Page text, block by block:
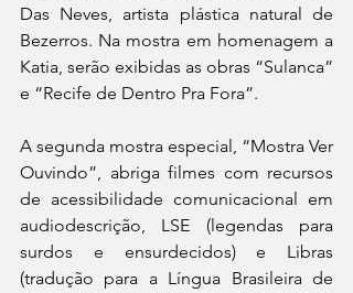
Das Neves, artista plástica natural de
Bezerros. Na mostra em homenagem a
Katia, serão exibidas as obras “Sulanca”
e “Recife de Dentro Pra Fora”.
A segunda mostra especial, “Mostra Ver
Ouvindo”, abriga filmes com recursos
de acessibilidade comunicacional em
audiodescrição, LSE (legendas para
surdos e ensurdecidos) e Libras
(tradução para a Língua Brasileira de